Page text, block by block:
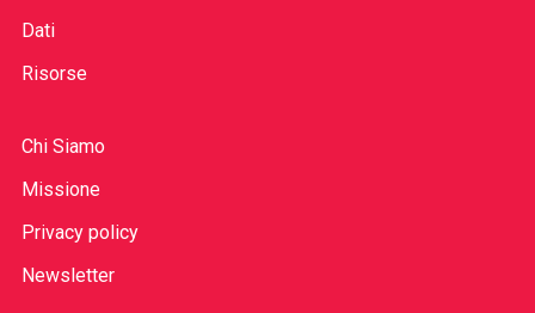
Dati
Risorse
Chi Siamo
Missione
Privacy policy
Newsletter